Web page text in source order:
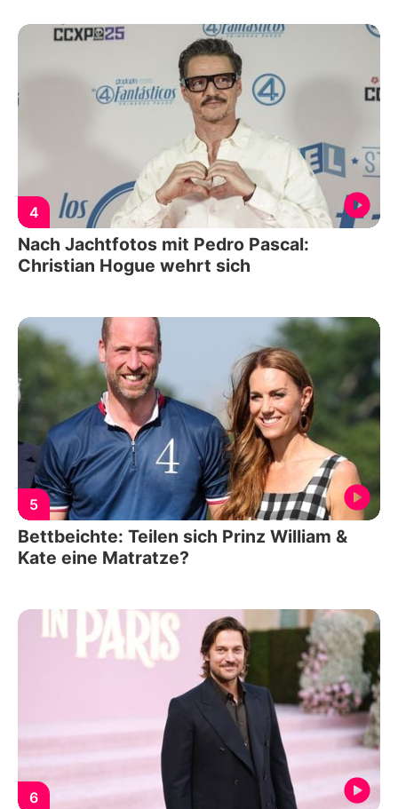
4
Nach Jachtfotos mit Pedro Pascal:
Christian Hogue wehrt sich
5
Bettbeichte: Teilen sich Prinz William &
Kate eine Matratze?
6